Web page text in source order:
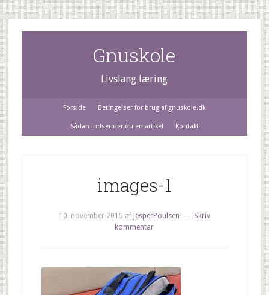
Gnuskole
Livslang læring
Forside Betingelser for brug af gnuskole.dk
Sådan indsender du en artikel Kontakt
images-1
10. november 2015 af JesperPoulsen
Skriv
kommentar